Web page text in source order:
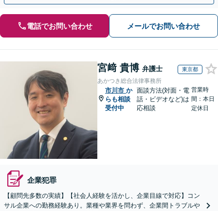
電話でお問い合わせ メールでお問い合わせ
宮﨑 貴博 弁護士 東京都
あかつき総合法律事務所
市川市 か
らも相談
受付中
面談方法(対面・電
話・ビデオなど)は
応相談
営業時
間：本日
定休日
企業犯罪
【顧問先多数の実績】【社会人経験を活かし、企業目線で対応】コン
サル企業への勤務経験あり。業種や業界を問わず、企業間トラブルや